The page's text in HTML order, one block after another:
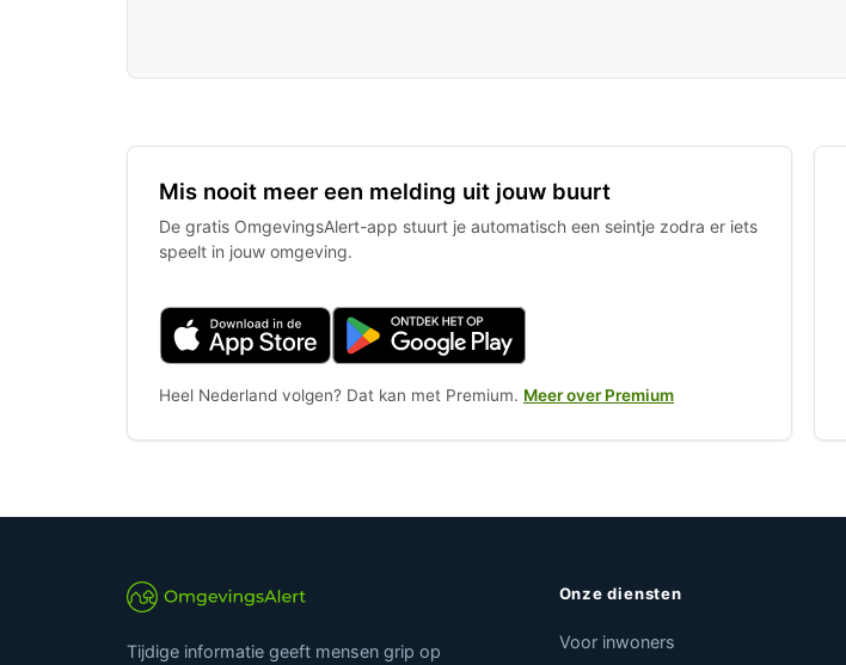
Mis nooit meer een melding uit jouw buurt
De gratis OmgevingsAlert-app stuurt je automatisch een seintje zodra er iets
speelt in jouw omgeving.
Heel Nederland volgen? Dat kan met Premium. Meer over Premium
Tijdige informatie geeft mensen grip op
Onze diensten
Voor inwoners